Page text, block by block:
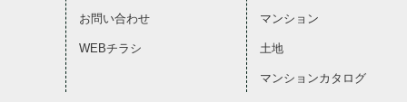
お問い合わせ
WEBチラシ
マンション
土地
マンションカタログ